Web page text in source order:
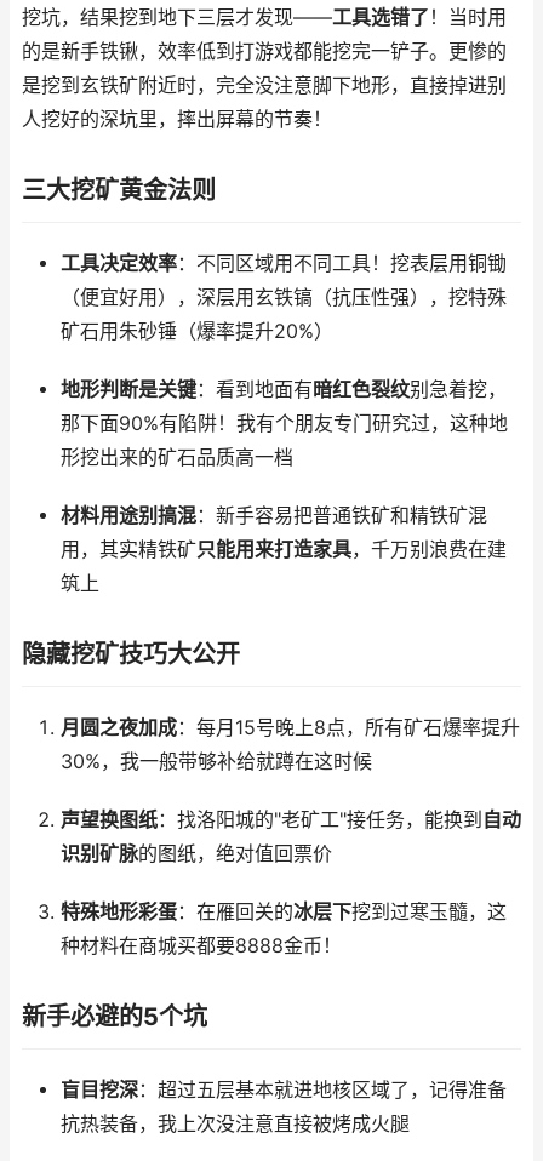
挖坑，结果挖到地下三层才发现——工具选错了 ！当时用
的是新手铁锹，效率低到打游戏都能挖完一铲子。更惨的
是挖到玄铁矿附近时，完全没注意脚下地形，直接掉进别
人挖好的深坑里，摔出屏幕的节奏！
三大挖矿黄金法则
工具决定效率：不同区域用不同工具！挖表层用铜锄
（便宜好用），深层用玄铁镐（抗压性强），挖特殊
矿石用朱砂锤（爆率提升20%）
地形判断是关键：看到地面有暗红色裂纹别急着挖，
那下面90%有陷阱！我有个朋友专门研究过，这种地
形挖出来的矿石品质高一档
材料用途别搞混：新手容易把普通铁矿和精铁矿混
用，其实精铁矿只能用来打造家具，千万别浪费在建
筑上
隐藏挖矿技巧大公开
月圆之夜加成：每月15号晚上8点，所有矿石爆率提升
30%，我一般带够补给就蹲在这时候
声望换图纸：找洛阳城的"老矿工"接任务，能换到 自动
识别矿脉的图纸，绝对值回票价
特殊地形彩蛋：在雁回关的冰层下挖到过寒玉髓，这
种材料在商城买都要8888金币！
新手必避的5个坑
盲目挖深：超过五层基本就进地核区域了，记得准备
抗热装备，我上次没注意直接被烤成火腿